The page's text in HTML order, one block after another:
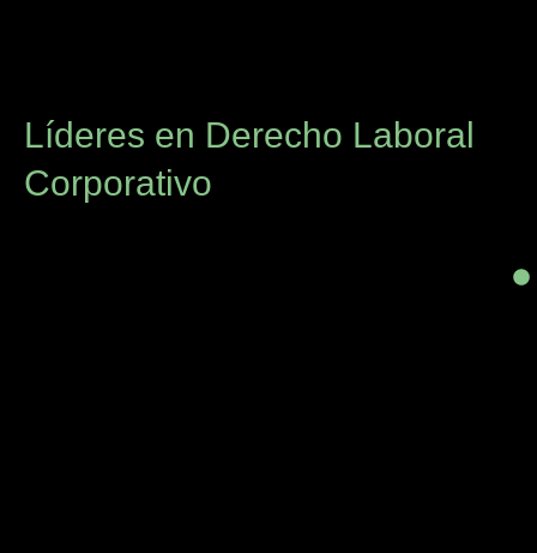
Líderes en Derecho Laboral
Corporativo